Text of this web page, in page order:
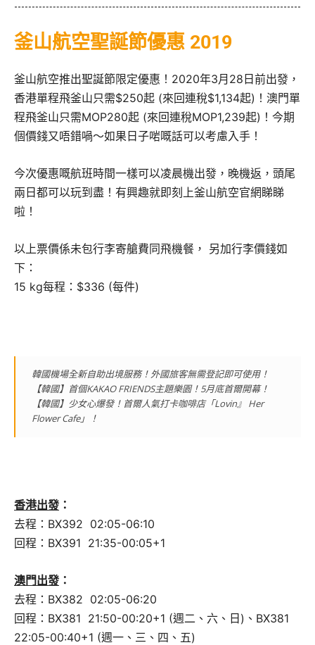
釜山航空聖誕節優惠 2019
釜山航空推出聖誕節限定優惠！2020年3月28日前出發，
香港單程飛釜山只需$250起 (來回連稅$1,134起)！澳門單
程飛釜山只需MOP280起 (來回連稅MOP1,239起)！今期
個價錢又唔錯喎～如果日子啱嘅話可以考慮入手！
今次優惠嘅航班時間一樣可以凌晨機出發，晚機返，頭尾
兩日都可以玩到盡！有興趣就即刻上釜山航空官網睇睇
啦！
以上票價係未包行李寄艙費同飛機餐， 另加行李價錢如
下：
15 kg每程：$336 (每件)
韓國機場全新自助出境服務！外國旅客無需登記即可使用！
【韓國】首個KAKAO FRIENDS主題樂園！5月底首爾開幕！
【韓國】少女心爆發！首爾人氣打卡咖啡店「Lovin』 Her
Flower Cafe」！
香港出發 ：
去程：BX392 02:05-06:10
回程：BX391 21:35-00:05+1
澳門出發 ：
去程：BX382 02:05-06:20
回程：BX381 21:50-00:20+1 (週二、六、日)、BX381
22:05-00:40+1 (週一、三、四、五)